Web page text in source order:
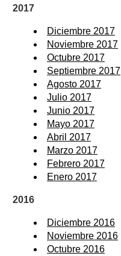
2017
Diciembre 2017
Noviembre 2017
Octubre 2017
Septiembre 2017
Agosto 2017
Julio 2017
Junio 2017
Mayo 2017
Abril 2017
Marzo 2017
Febrero 2017
Enero 2017
2016
Diciembre 2016
Noviembre 2016
Octubre 2016